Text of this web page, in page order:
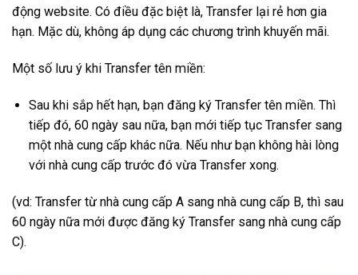
động website. Có điều đặc biệt là, Transfer lại rẻ hơn gia
hạn. Mặc dù, không áp dụng các chương trình khuyến mãi.
Một số lưu ý khi Transfer tên miền:
Sau khi sắp hết hạn, bạn đăng ký Transfer tên miền. Thì
tiếp đó, 60 ngày sau nữa, bạn mới tiếp tục Transfer sang
một nhà cung cấp khác nữa. Nếu như bạn không hài lòng
với nhà cung cấp trước đó vừa Transfer xong.
(vd: Transfer từ nhà cung cấp A sang nhà cung cấp B, thì sau
60 ngày nữa mới được đăng ký Transfer sang nhà cung cấp
C).